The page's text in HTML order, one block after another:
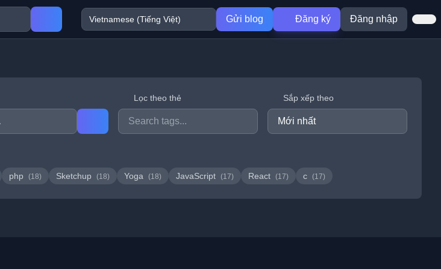
Gửi blog Đăng ký Đăng nhập
Lọc theo thẻ Sắp xếp theo
php (18) Sketchup (18) Yoga (18) JavaScript (17) React (17) c (17)